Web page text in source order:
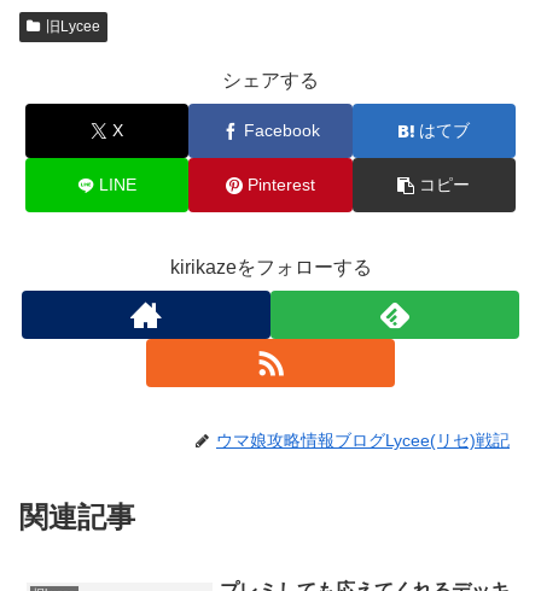
旧Lycee
シェアする
X Facebook はてブ
LINE Pinterest コピー
kirikazeをフォローする
ウマ娘攻略情報ブログLycee(リセ)戦記
関連記事